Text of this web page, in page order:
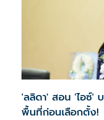
'ลลิดา' สอน 'ไอซ์'
พื้นที่ก่อนเลือกตั้ง!